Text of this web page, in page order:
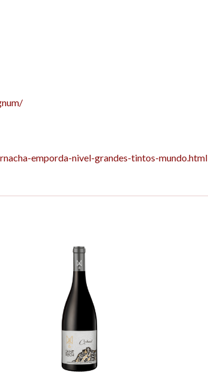
emporda-nivel-grandes-tintos-mundo.html